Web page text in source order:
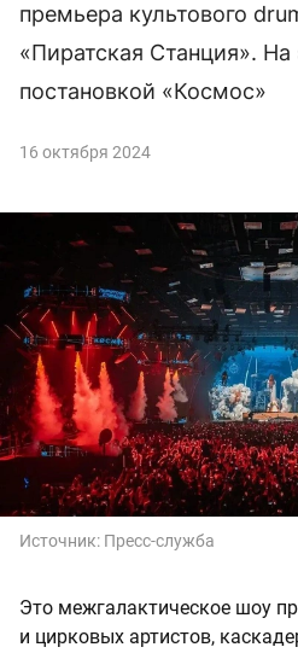
премьера культового
«Пиратская Станция». На
постановкой «Космос»
16 октября 2024
Источник: Пресс-служба
Это межгалактическое шоу
и цирковых артистов,